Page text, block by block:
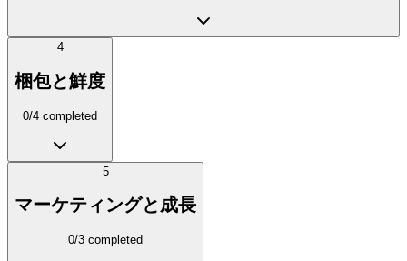
4
梱包と鮮度
0/4 completed
5
マーケティングと成長
0/3 completed